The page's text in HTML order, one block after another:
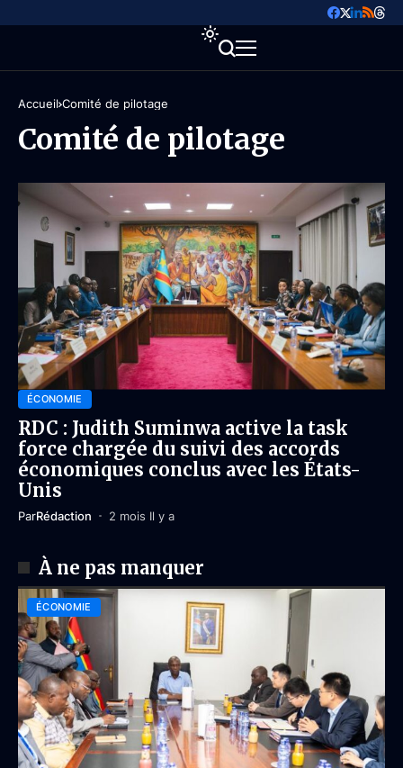
Accueil Comité de pilotage
Comité de pilotage
ÉCONOMIE
RDC : Judith Suminwa active la task
force chargée du suivi des accords
économiques conclus avec les États-
Unis
ParRédaction 2 mois Il y a
À ne pas manquer
ÉCONOMIE